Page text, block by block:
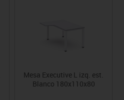
Mesa Executive L izq. est.
Blanco 180x110x80